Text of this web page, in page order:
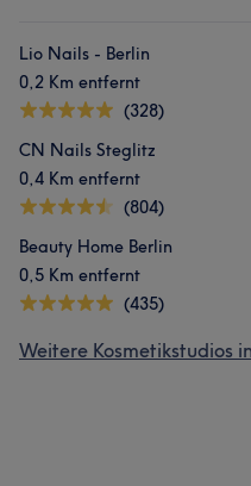
Lio Nails - Berlin
0,2 Km entfernt
(328)
CN Nails Steglitz
0,4 Km entfernt
(804)
Beauty Home Berlin
0,5 Km entfernt
(435)
Weitere Kosmetikstudios